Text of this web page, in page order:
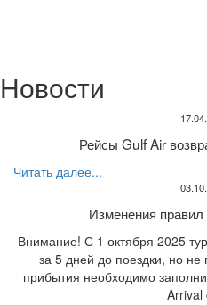
Новости
Рейсы Gulf Air
Читать далее...
Изменения
Внимание! С 1 октября 2025
за 5 дней до поездки, но
прибытия необходимо
Arrival